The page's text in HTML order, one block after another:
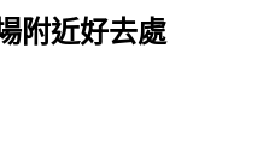
附近好去處